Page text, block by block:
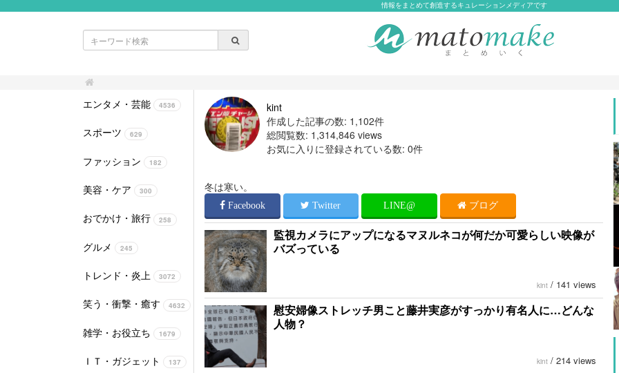
情報をまとめて創造するキュレーションメディアです
エンタメ・芸能 4536
スポーツ 629
ファッション 182
美容・ケア 300
おでかけ・旅行 258
グルメ 245
トレンド・炎上 3072
笑う・衝撃・癒す 4632
雑学・お役立ち 1679
ＩＴ・ガジェット 137
kint
作成した記事の数: 1,102件
総閲覧数: 1,314,846 views
お気に入りに登録されている数: 0件
冬は寒い。
Facebook Twitter LINE@ ブログ
監視カメラにアップになるマヌルネコが何だか可愛らしい映像が
バズっている
kint / 141 views
慰安婦像ストレッチ男こと藤井実彦がすっかり有名人に…どんな
人物？
kint / 214 views